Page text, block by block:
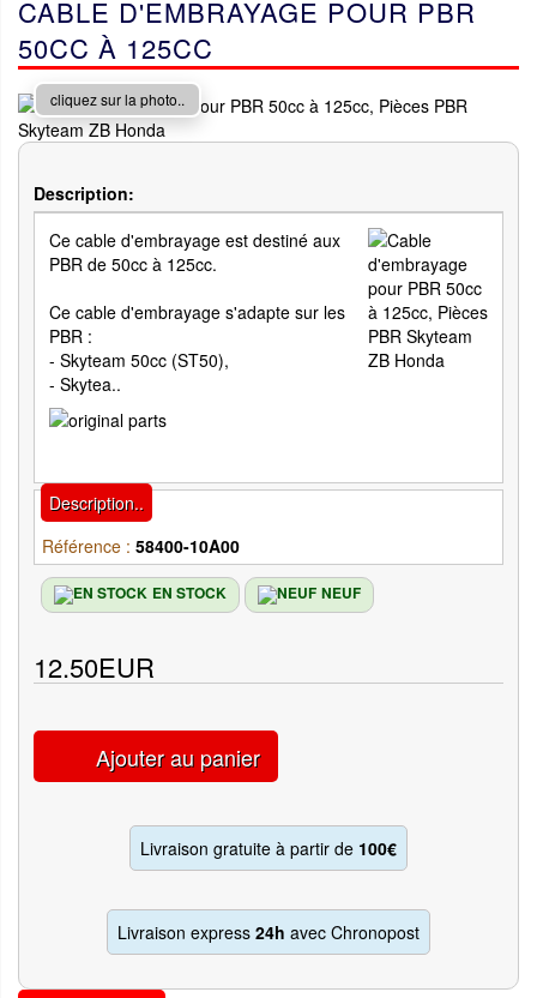
CABLE D'EMBRAYAGE POUR PBR
50CC À 125CC
cliquez sur la photo..
Description:
Ce cable d'embrayage est destiné aux
PBR de 50cc à 125cc.
Ce cable d'embrayage s'adapte sur les
PBR :
- Skyteam 50cc (ST50),
- Skytea..
Description..
Référence : 58400-10A00
EN STOCK NEUF
12.50EUR
Ajouter au panier
Livraison gratuite à partir de 100€
Livraison express 24h avec Chronopost